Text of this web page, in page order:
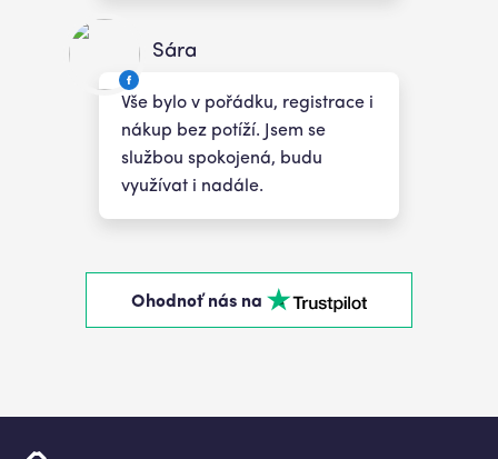
Sára
Vše bylo v pořádku, registrace i
nákup bez potíží. Jsem se
službou spokojená, budu
využívat i nadále.
Ohodnoť nás na